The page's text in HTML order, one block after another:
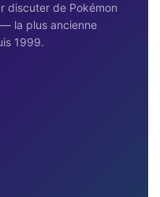
discuter de Pokémon
la plus ancienne
1999.